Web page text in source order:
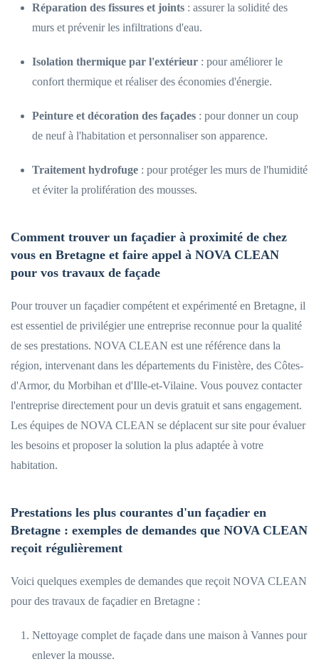
Réparation des fissures et joints : assurer la solidité des
murs et prévenir les infiltrations d'eau.
Isolation thermique par l'extérieur : pour améliorer le
confort thermique et réaliser des économies d'énergie.
Peinture et décoration des façades : pour donner un coup
de neuf à l'habitation et personnaliser son apparence.
Traitement hydrofuge : pour protéger les murs de l'humidité
et éviter la prolifération des mousses.
Comment trouver un façadier à proximité de chez
vous en Bretagne et faire appel à NOVA CLEAN
pour vos travaux de façade
Pour trouver un façadier compétent et expérimenté en Bretagne, il
est essentiel de privilégier une entreprise reconnue pour la qualité
de ses prestations. NOVA CLEAN est une référence dans la
région, intervenant dans les départements du Finistère, des Côtes-
d'Armor, du Morbihan et d'Ille-et-Vilaine. Vous pouvez contacter
l'entreprise directement pour un devis gratuit et sans engagement.
Les équipes de NOVA CLEAN se déplacent sur site pour évaluer
les besoins et proposer la solution la plus adaptée à votre
habitation.
Prestations les plus courantes d'un façadier en
Bretagne : exemples de demandes que NOVA CLEAN
reçoit régulièrement
Voici quelques exemples de demandes que reçoit NOVA CLEAN
pour des travaux de façadier en Bretagne :
Nettoyage complet de façade dans une maison à Vannes pour
enlever la mousse.